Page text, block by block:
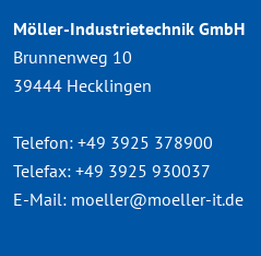
Möller-Industrietechnik GmbH
Brunnenweg 10
39444 Hecklingen
Telefon: +49 3925 378900
Telefax: +49 3925 930037
E-Mail: moeller@moeller-it.de